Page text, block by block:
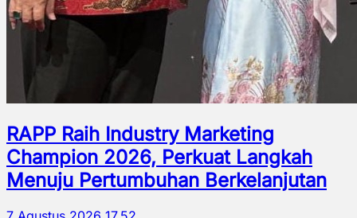
RAPP Raih Industry Marketing
Champion 2026, Perkuat Langkah
Menuju Pertumbuhan Berkelanjutan